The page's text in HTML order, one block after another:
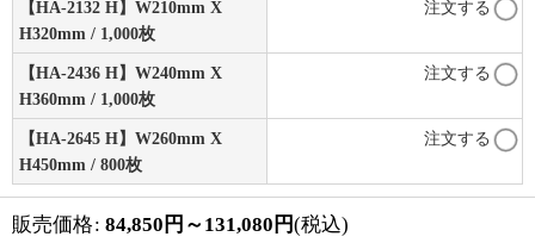
【HA-2132 H】W210mm X
H320mm / 1,000枚
注文する
【HA-2436 H】W240mm X
H360mm / 1,000枚
注文する
【HA-2645 H】W260mm X
H450mm / 800枚
注文する
販売価格: 84,850 円 ～131,080 円(税込)